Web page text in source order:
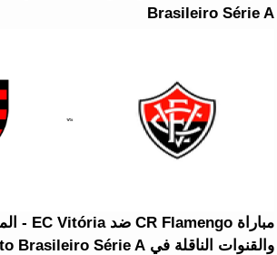
Brasileiro Série A
والقنوات الناقلة في Campeonato Brasileiro Série A